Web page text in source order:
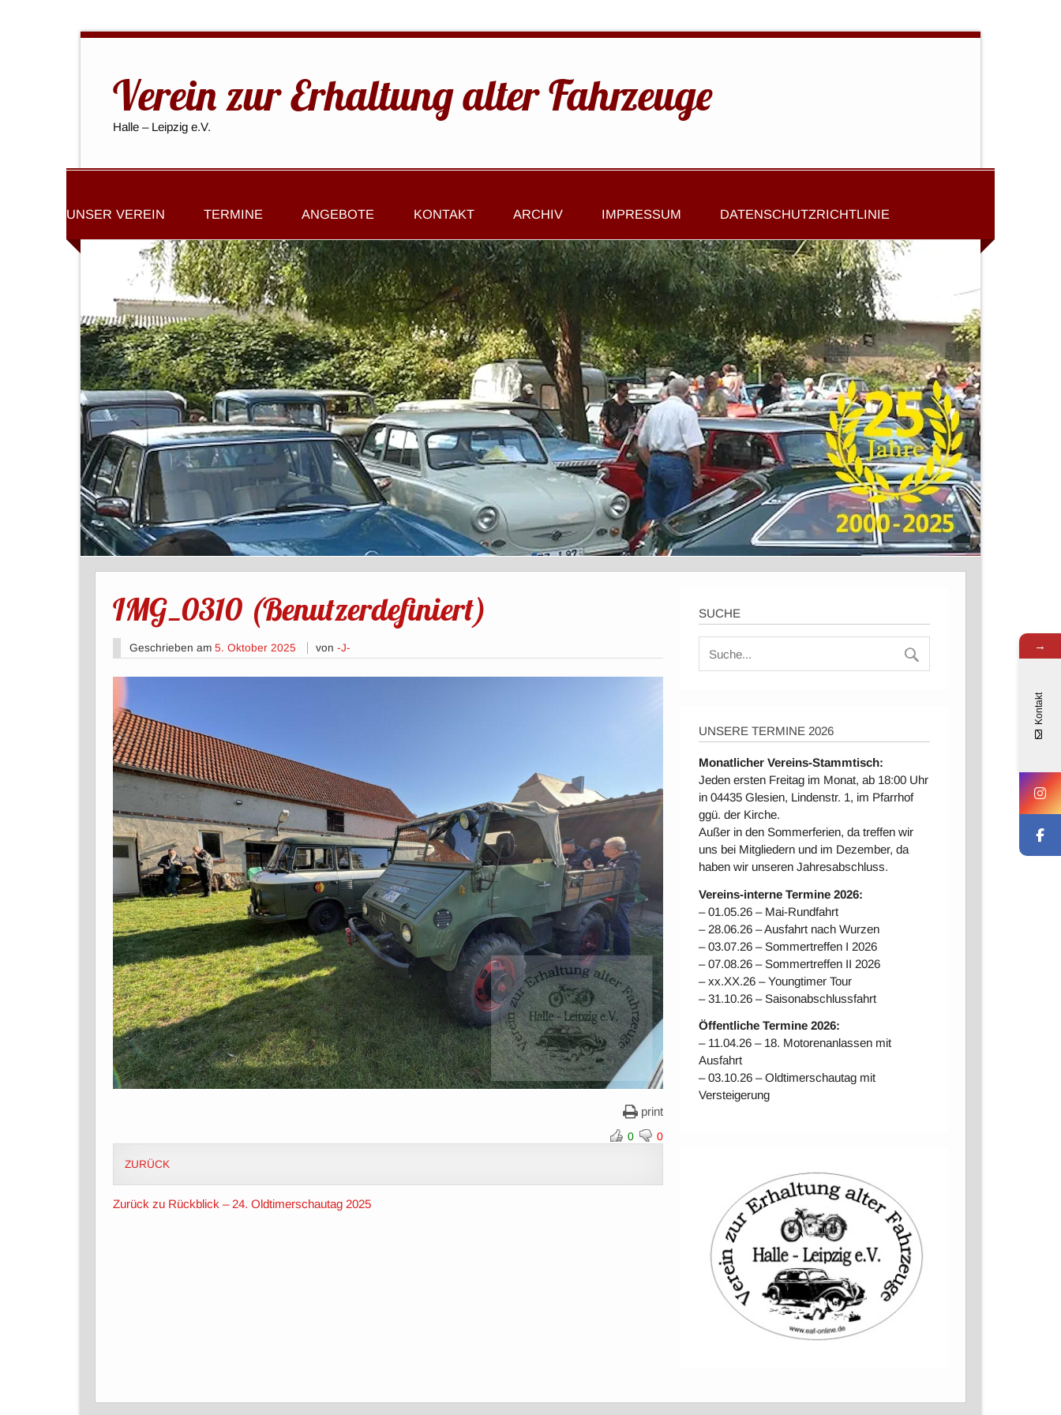
Verein zur Erhaltung alter Fahrzeuge
Halle – Leipzig e.V.
UNSER VEREIN TERMINE ANGEBOTE KONTAKT ARCHIV IMPRESSUM DATENSCHUTZRICHTLINIE
IMG_0310 (Benutzerdefiniert)
Geschrieben am 5. Oktober 2025 von-J-
print
0 0
ZURÜCK
Zurück zu Rückblick – 24. Oldtimerschautag 2025
SUCHE
UNSERE TERMINE 2026
Monatlicher Vereins-Stammtisch:
Jeden ersten Freitag im Monat, ab 18:00 Uhr
in 04435 Glesien, Lindenstr. 1, im Pfarrhof
ggü. der Kirche.
Außer in den Sommerferien, da treffen wir
uns bei Mitgliedern und im Dezember, da
haben wir unseren Jahresabschluss.
Vereins-interne Termine 2026:
– 01.05.26 – Mai-Rundfahrt
– 28.06.26 – Ausfahrt nach Wurzen
– 03.07.26 – Sommertreffen I 2026
– 07.08.26 – Sommertreffen II 2026
– xx.XX.26 – Youngtimer Tour
– 31.10.26 – Saisonabschlussfahrt
Öffentliche Termine 2026:
– 11.04.26 – 18. Motorenanlassen mit
Ausfahrt
– 03.10.26 – Oldtimerschautag mit
Versteigerung
→
Kontakt